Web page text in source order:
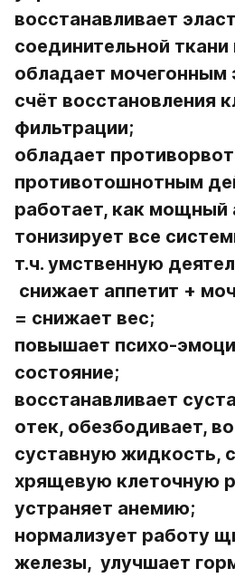
восстанавливает
соединительной
обладает
счёт восстановления
фильтрации;
обладает
противотошнотным
работает, как мощный
тонизирует все
т.ч. умственную
= снижает вес;
повышает психо-
состояние;
восстанавливает
отек, обезбодивает,
суставную жидкость,
хрящевую клеточную
устраняет анемию;
нормализует работу
железы,  улучшает